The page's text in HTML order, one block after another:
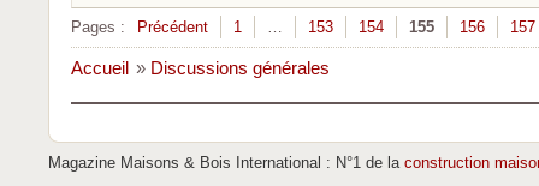
Pages : Précédent 1 … 153 154 155 156 157
Accueil » Discussions générales
Magazine Maisons & Bois International : N°1 de la construction